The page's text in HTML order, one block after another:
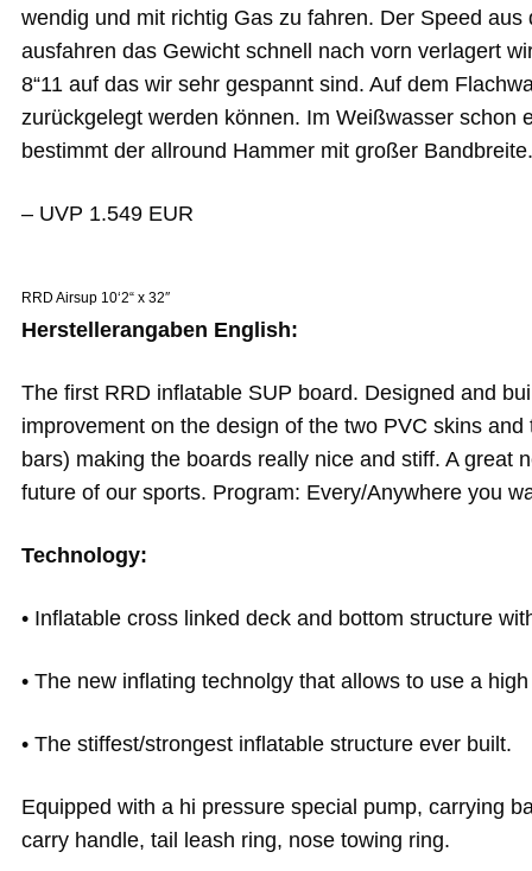
wendig und mit richtig Gas zu fahren. Der Speed
ausfahren das Gewicht schnell nach vorn verlagert
8“11 auf das wir sehr gespannt sind. Auf dem
zurückgelegt werden können. Im Weißwasser schon
bestimmt der allround Hammer mit großer Bandbreite.
– UVP 1.549 EUR
RRD Airsup 10‘2“ x 32″
Herstellerangaben English:
The first RRD inflatable SUP board. Designed and
improvement on the design of the two PVC skins
bars) making the boards really nice and stiff. A great
future of our sports. Program: Every/Anywhere you
Technology:
• Inflatable cross linked deck and bottom structure
• The new inflating technolgy that allows to use a
• The stiffest/strongest inflatable structure ever built.
Equipped with a hi pressure special pump, carrying
carry handle, tail leash ring, nose towing ring.